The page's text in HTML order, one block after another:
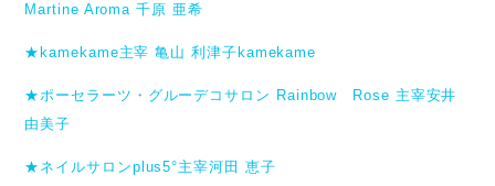
Martine Aroma 千原 亜希
★kamekame主宰 亀山 利津子kamekame
★ポーセラーツ・グルーデコサロン Rainbow Rose 主宰安井
由美子
★ネイルサロンplus5°主宰河田 恵子